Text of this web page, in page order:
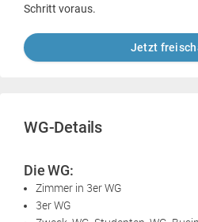
Schritt voraus.
Jetzt
WG-Details
Die WG:
Zimmer in 3er WG
3er WG